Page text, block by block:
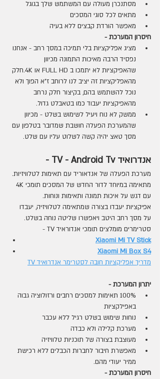
מסתנכרן מעולה עם המשתמש שלך בגוגל
מתאים לכל סוגי המסכים
מאפשר הורדת קבצים ללא בעיה
חיסרון המערכת -
מציג אפליקציות בלי תמיכה במסך רחב - אנחנו
נפסיד הרבה מאיכות התמונה מכיוון
שהאפיקציות לא יתמכו ב FULL HD או 4K.חלק
מהאפליקציות זה יציב לנו לרוחב ז"א הפוך ולא
נוכל להשתמש בהם, בקיצור חלק נרחב
מהאפיקציות יעבוד כמו בטאבלט גדול.
ממשק לא נוח ויעיל לשימוש בשלט - מכיוון
שהמערכת הפעלה חושבת שמדובר בטלפון עם
מסך טאצ יהיה קשה לשלוט עליו עם שלט.
אנדרואיד TV - Android Tv -
מערכת הפעלה של אנדאוריד עם תאימות לטלוויזיות.
עם דגש על איכות תמונה ותאימות ונוחות.
אפיקציות יעבדו בצורה שמתאימה לטלוויזיה, יעבדו
על מסך רחב היטב ויאפשרו שליטה נוחה בשלט.
סטרימרים מומלצים תומכי אנדוראיד TV -
Xiaomi Mi TV Stick
Xiaomi Mi Box S4
מדריך אפליקציות חובה לסטרימר אנדרואיד TV
יתרון המערכת -
100% תאימות למסכים רחבים ורזולוציה גבוה
באפילקציות
נוחות שימוש בשלט רגיל ללא עכבר
מערכת קלילה ולא כבדה
מעוצבת בצורה של תוכניות טלוויזיה
מאפשרת חיבור לחברות הכבלים ללא רכישת
ממיר יעודי מהם.
חיסרון המערכת -